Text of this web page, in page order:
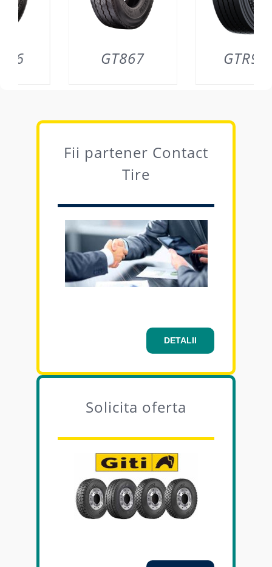
GTR956
Fii partener Contact
Tire
DETALII
Solicita oferta